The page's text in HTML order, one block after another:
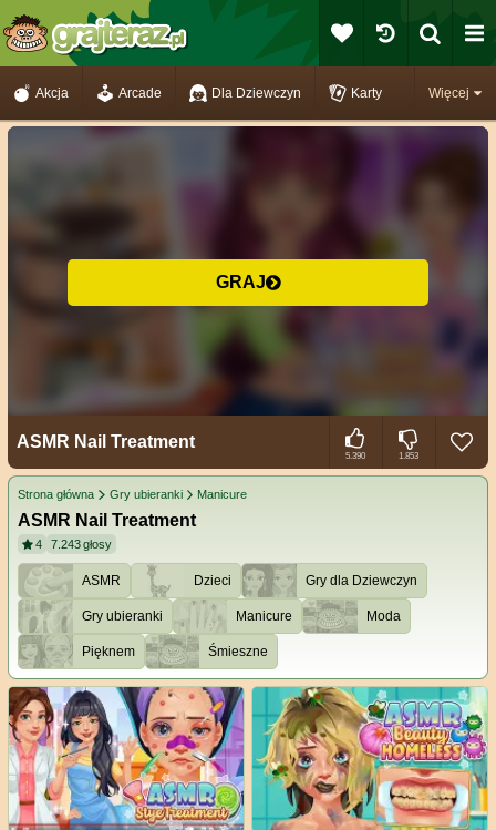
Więcej
Akcja Arcade Dla Dziewczyn Karty
GRAJ
ASMR Nail Treatment
5.390 1.853
Strona główna Gry ubieranki Manicure
ASMR Nail Treatment
4 7.243głosy
ASMR Dzieci Gry dla Dziewczyn
Gry ubieranki Manicure Moda
Pięknem Śmieszne